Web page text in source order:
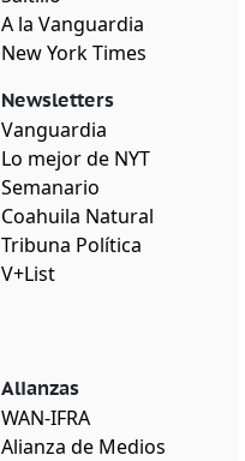
A la Vanguardia
New York Times
Newsletters
Vanguardia
Lo mejor de NYT
Semanario
Coahuila Natural
Tribuna Política
V+List
Alianzas
WAN-IFRA
Alianza de Medios